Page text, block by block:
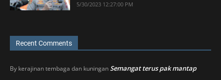
5/30/2023 12:27:00 PM
Recent Comments
By kerajinan tembaga dan kuninganSemangat terus pak mantap